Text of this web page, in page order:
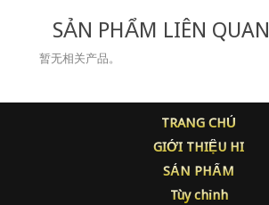
SẢN PHẨM LIÊN QUAN
暂无相关产品。
TRANG CHỦ
GIỚI THIỆU HI
SẢN PHẨM
Tùy chỉnh